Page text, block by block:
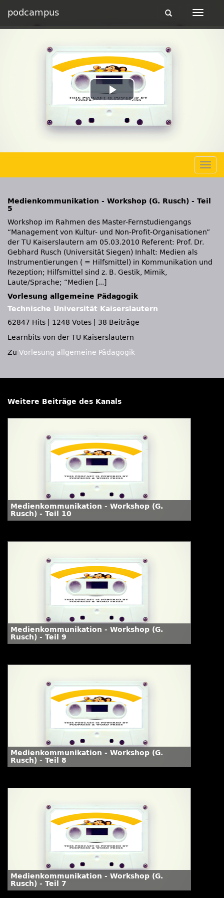
podcampus
Toggle
Toggle
Play
Video
Medienkommunikation - Workshop (G. Rusch) - Teil
5
Workshop im Rahmen des Master-Fernstudiengangs
“Management von Kultur- und Non-Profit-Organisationen”
der TU Kaiserslautern am 05.03.2010 Referent: Prof. Dr.
Gebhard Rusch (Universität Siegen) Inhalt: Medien als
Instrumentierungen ( = Hilfsmittel) in Kommunikation und
Rezeption; Hilfsmittel sind z. B. Gestik, Mimik,
Laute/Sprache; “Medien [...]
Vorlesung allgemeine Pädagogik
Technische Universität Kaiserslautern
62847 Hits
1248 Votes
38 Beiträge
Learnbits von der TU Kaiserslautern
Zu Vorlesung allgemeine Pädagogik
Weitere Beiträge des Kanals
Medienkommunikation - Workshop (G.
Rusch) - Teil 10
Medienkommunikation - Workshop (G.
Rusch) - Teil 9
Medienkommunikation - Workshop (G.
Rusch) - Teil 8
Medienkommunikation - Workshop (G.
Rusch) - Teil 7